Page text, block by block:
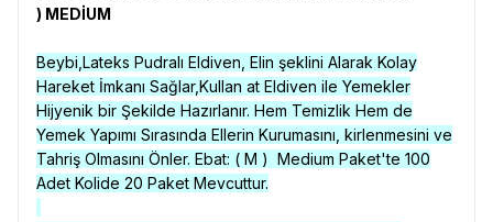
) MEDİUM
Beybi,Lateks Pudralı Eldiven, Elin şeklini Alarak Kolay
Hareket İmkanı Sağlar,Kullan at Eldiven ile Yemekler
Hijyenik bir Şekilde Hazırlanır. Hem Temizlik Hem de
Yemek Yapımı Sırasında Ellerin Kurumasını, kirlenmesini ve
Tahriş Olmasını Önler. Ebat: ( M ) Medium Paket'te 100
Adet Kolide 20 Paket Mevcuttur.